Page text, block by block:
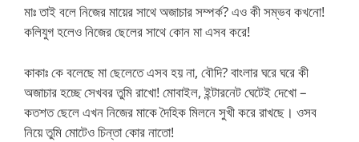
মাঃ তাই বলে নিজের মায়ের সাথে অজাচার সম্পর্ক? এও কী সম্ভব কখনো!
কলিযুগ হলেও নিজের ছেলের সাথে কোন মা এসব করে!
কাকাঃ কে বলেছে মা ছেলেতে এসব হয় না, বৌদি? বাংলার ঘরে ঘরে কী
অজাচার হচ্ছে সেখবর তুমি রাখো! মোবাইল, ইন্টারনেট ঘেটেই দেখো –
কতশত ছেলে এখন নিজের মাকে দৈহিক মিলনে সুখী করে রাখছে। ওসব
নিয়ে তুমি মোটেও চিন্তা কোর নাতো!